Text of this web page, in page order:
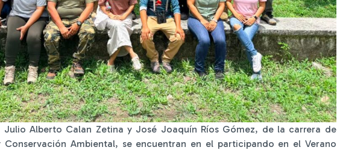
Julio Alberto Calan Zetina y José Joaquín Ríos Gómez, de la carrera de
Conservación Ambiental, se encuentran en el participando en el Verano